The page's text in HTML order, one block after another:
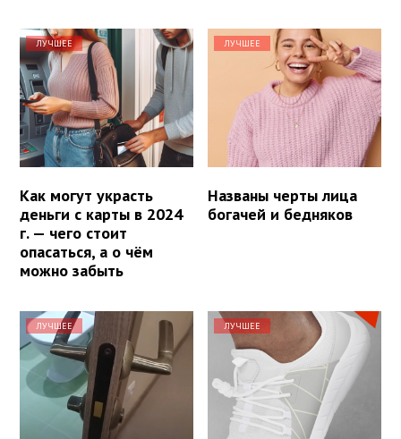
ЛУЧШЕЕ
Как могут украсть
деньги с карты в 2024
г. — чего стоит
опасаться, а о чём
можно забыть
ЛУЧШЕЕ
Названы черты лица
богачей и бедняков
ЛУЧШЕЕ ЛУЧШЕЕ